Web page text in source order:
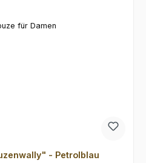
- Petrolblau